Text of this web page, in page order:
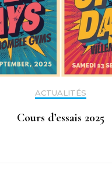
ACTUALITÉS
Cours d’essais 2025